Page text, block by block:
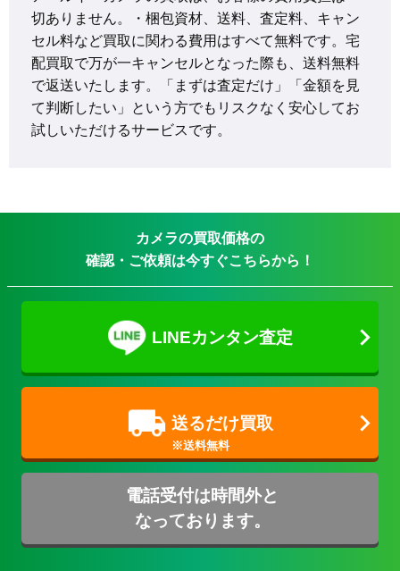
切ありません。・梱包資材、送料、査定料、キャン
セル料など買取に関わる費用はすべて無料です。宅
配買取で万が一キャンセルとなった際も、送料無料
で返送いたします。「まずは査定だけ」「金額を見
て判断したい」という方でもリスクなく安心してお
試しいただけるサービスです。
カメラの買取価格の
確認・ご依頼は今すぐこちらから！
LINEカンタン査定
送るだけ買取
電話受付は時間外と
なっております。